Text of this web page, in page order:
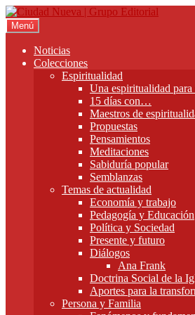
Ir
a
la
navegación
Ir
al
contenido
Menú
Noticias
Colecciones
Espiritualidad
Una espiritualidad
15 días con…
Maestros de
Propuestas
Pensamientos
Meditaciones
Sabiduría popular
Semblanzas
Temas de actualidad
Economía y trabajo
Pedagogía y Educación
Política y Sociedad
Presente y futuro
Diálogos
Ana Frank
Doctrina Social de la
Aportes para la
Persona y Familia